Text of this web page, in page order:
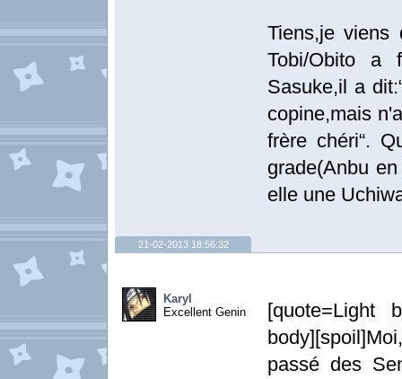
Tiens,je viens
Tobi/Obito a
Sasuke,il a
copine,mais
frère chéri“.
grade(Anbu
elle une
21-02-2013 18:56:32
Karyl
Excellent Genin
[quote=Light
passé des